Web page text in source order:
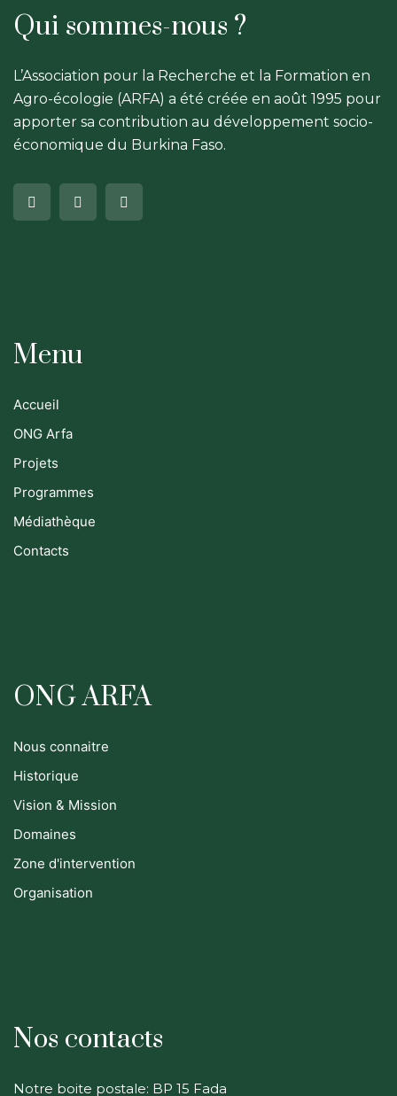
Qui sommes-nous ?
L’Association pour la Recherche et la Formation en
Agro-écologie (ARFA) a été créée en août 1995 pour
apporter sa contribution au développement socio-
économique du Burkina Faso.
Menu
Accueil
ONG Arfa
Projets
Programmes
Médiathèque
Contacts
ONG ARFA
Nous connaitre
Historique
Vision & Mission
Domaines
Zone d'intervention
Organisation
Nos contacts
Notre boite postale: BP 15 Fada